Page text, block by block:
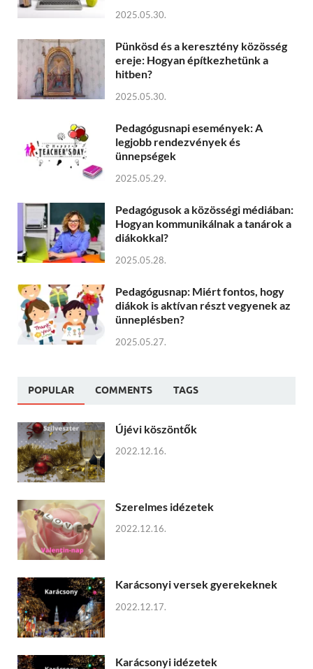
2025.05.30.
Pünkösd és a keresztény közösség
ereje: Hogyan építkezhetünk a
hitben?
2025.05.30.
Pedagógusnapi események: A
legjobb rendezvények és
ünnepségek
2025.05.29.
Pedagógusok a közösségi médiában:
Hogyan kommunikálnak a tanárok a
diákokkal?
2025.05.28.
Pedagógusnap: Miért fontos, hogy
diákok is aktívan részt vegyenek az
ünneplésben?
2025.05.27.
POPULAR COMMENTS TAGS
Újévi köszöntők
2022.12.16.
Szerelmes idézetek
2022.12.16.
Karácsonyi versek gyerekeknek
2022.12.17.
Karácsonyi idézetek